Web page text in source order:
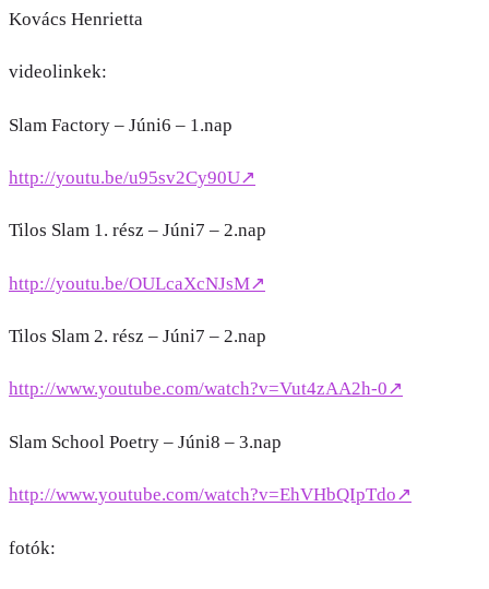
Kovács Henrietta
videolinkek:
Slam Factory – Júni6 – 1.nap
http://youtu.be/u95sv2Cy90U↗
Tilos Slam 1. rész – Júni7 – 2.nap
http://youtu.be/OULcaXcNJsM↗
Tilos Slam 2. rész – Júni7 – 2.nap
http://www.youtube.com/watch?v=Vut4zAA2h-0↗
Slam School Poetry – Júni8 – 3.nap
http://www.youtube.com/watch?v=EhVHbQIpTdo↗
fotók: